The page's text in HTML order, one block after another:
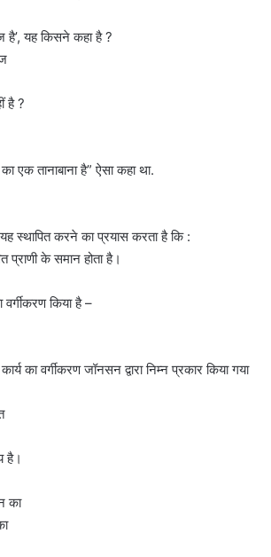
है’, यह किसने कहा है ?
है ?
एक तानाबाना है” ऐसा कहा था.
स्थापित करने का प्रयास करता है कि :
प्राणी के समान होता है।
वर्गीकरण किया है –
का वर्गीकरण जॉनसन द्वारा निम्न प्रकार किया गया
है।
का